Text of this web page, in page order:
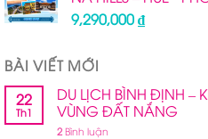
9,290,000₫
BÀI VIẾT MỚI
22
Th1
DU LỊCH BÌNH ĐỊNH –
VÙNG ĐẤT NẮNG
2 Bình luận